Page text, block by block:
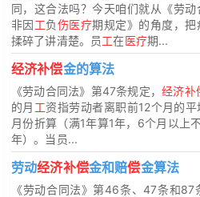
同，这合法吗？今天咱们就从《劳
非因工负伤医疗期规定》的角度，把
揉碎了讲清楚。员工在医疗期...
经济补偿金的算法
《劳动合同法》第47条规定，经济补
的月 工资指劳动者离职前12个月的平
月份折算（满1年算1年，6个月以上
年）。当员...
劳动经济补偿金和赔偿金算法
《劳动合同法》第46条、47条和87